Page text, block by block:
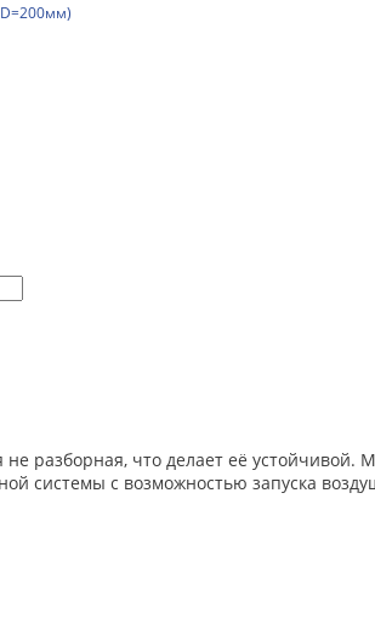
разборная, что делает её
системы с возможностью запуска